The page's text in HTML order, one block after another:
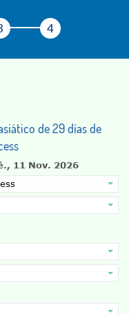
de 29 días de
11 Nov. 2026